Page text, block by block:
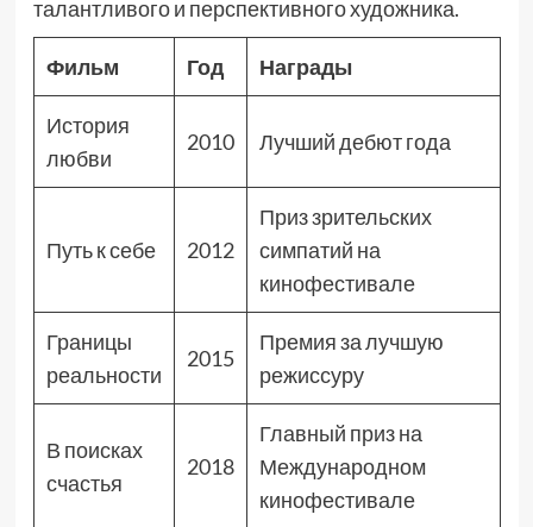
талантливого и перспективного художника.
Фильм Год Награды
История
любви
2010 Лучший дебют года
Путь к себе 2012
Приз зрительских
симпатий на
кинофестивале
Границы
реальности
2015
Премия за лучшую
режиссуру
В поисках
счастья
2018
Главный приз на
Международном
кинофестивале